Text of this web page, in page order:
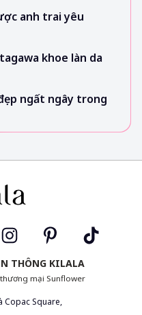
anh trai yêu
khoe làn da
ngất ngây trong
THÔNG KILALA
mại Sunflower
Copac Square,